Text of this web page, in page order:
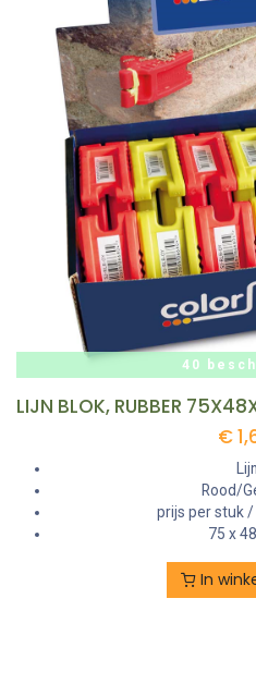
40
€
Rood/
prijs per stuk
75 x
In